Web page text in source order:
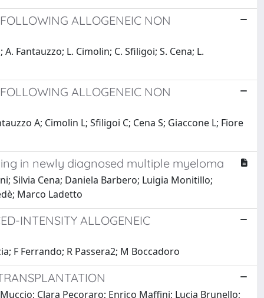
ALLOGENEIC NON
Fantauzzo; L. Cimolin; C. Sfiligoi; S. Cena; L.
ALLOGENEIC NON
A; Cimolin L; Sfiligoi C; Cena S; Giaccone L; Fiore
in newly diagnosed multiple myeloma
Silvia Cena; Daniela Barbero; Luigia Monitillo;
Marco Ladetto
INTENSITY ALLOGENEIC
F Ferrando; R Passera2; M Boccadoro
Clara Pecoraro; Enrico Maffini; Lucia Brunello;